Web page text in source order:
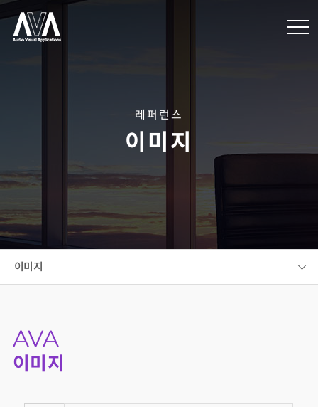
레퍼런스
이미지
이미지
AVA
이미지